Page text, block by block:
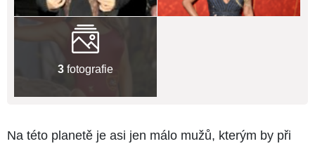
3 fotografie
Na této planetě je asi jen málo mužů, kterým by při